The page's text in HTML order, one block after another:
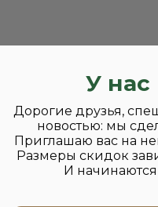
У нас
Дорогие друзья,
новостью: мы
Приглашаю вас на
Размеры скидок
И начинаются